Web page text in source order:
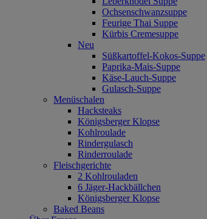
Ochsenschwanzsuppe
Feurige Thai Suppe
Kürbis Cremesuppe
Neu
Süßkartoffel‐Kokos‐Suppe
Paprika‐Mais‐Suppe
Käse‐Lauch‐Suppe
Gulasch‐Suppe
Menüschalen
Hacksteaks
Königsberger Klopse
Kohlroulade
Rindergulasch
Rinderroulade
Fleischgerichte
2 Kohlrouladen
6 Jäger-Hackbällchen
Königsberger Klopse
Baked Beans